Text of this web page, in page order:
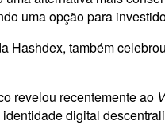
uma opção para
Hashdex, também
revelou recentemente ao
digital